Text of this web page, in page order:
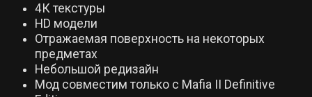
4К текстуры
HD модели
Отражаемая поверхность на некоторых
предметах
Небольшой редизайн
Мод совместим только с Mafia II Definitive